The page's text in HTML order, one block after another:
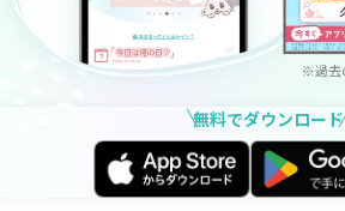
無料でダウンロード